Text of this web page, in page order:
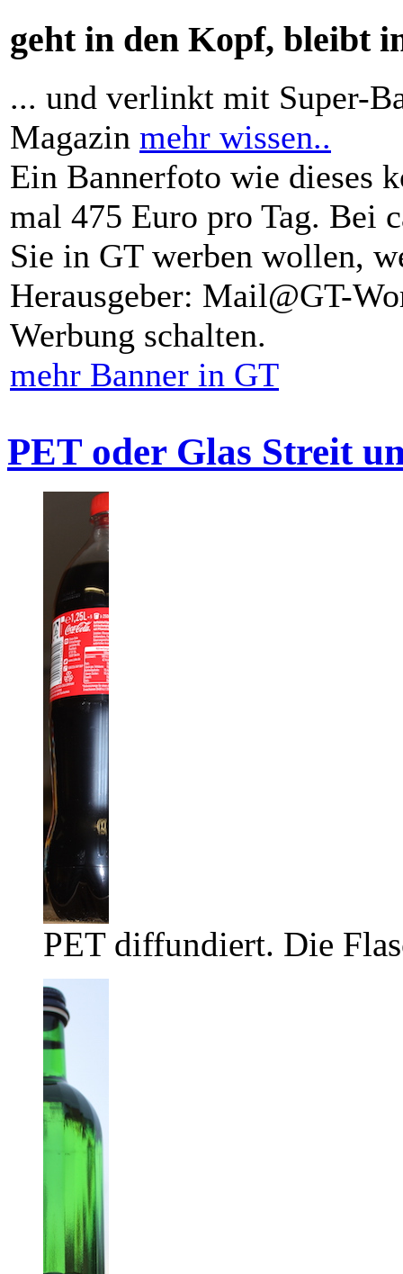
geht in den Kopf, bleibt
... und verlinkt mit Super-
Magazin mehr wissen..
Ein Bannerfoto wie dieses
mal 475 Euro pro Tag. Bei
Sie in GT werben wollen,
Herausgeber: Mail@GT-
Werbung schalten.
mehr Banner in GT
PET oder Glas Streit
PET diffundiert. Die